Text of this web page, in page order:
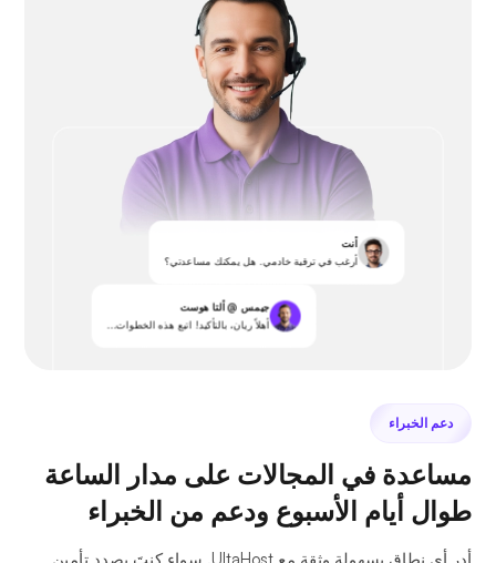
أنت
أرغب في ترقية خادمي. هل يمكنك مساعدتي؟
جيمس @ ألتا هوست
أهلاً ريان، بالتأكيد! اتبع هذه الخطوات...
دعم الخبراء
مساعدة في المجالات على مدار الساعة
طوال أيام الأسبوع ودعم من الخبراء